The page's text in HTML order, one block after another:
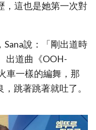
，這也是她第一次對
說：「剛出道時
出道曲《OOH-
車一樣的編舞，那
跳著跳著就吐了。